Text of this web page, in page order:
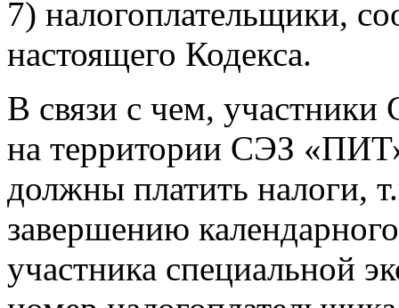
7) налогоплательщики,
настоящего Кодекса.
В связи с чем,
на территории СЭЗ
должны платить налоги,
завершению
участника специальной